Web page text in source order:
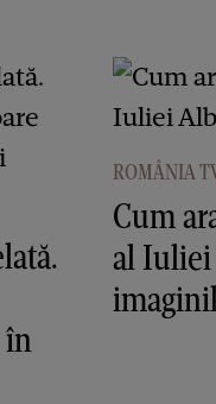
în
ROMÂNIA
Cum
al Iuliei